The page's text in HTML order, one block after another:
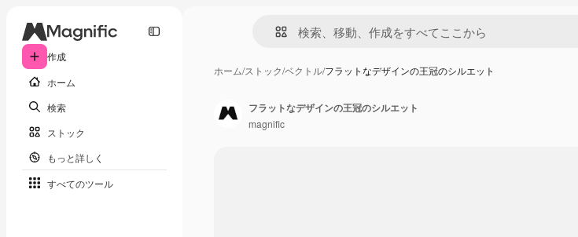
作成
ホーム
検索
ストック
もっと詳しく
すべてのツール
ホーム/ストック/ベクトル/フラットなデザインの王冠のシルエット
フラットなデザインの王冠のシルエット
magnific